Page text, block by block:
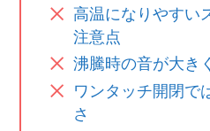
高温になりやすい
注意点
沸騰時の音が大き
ワンタッチ開閉で
さ